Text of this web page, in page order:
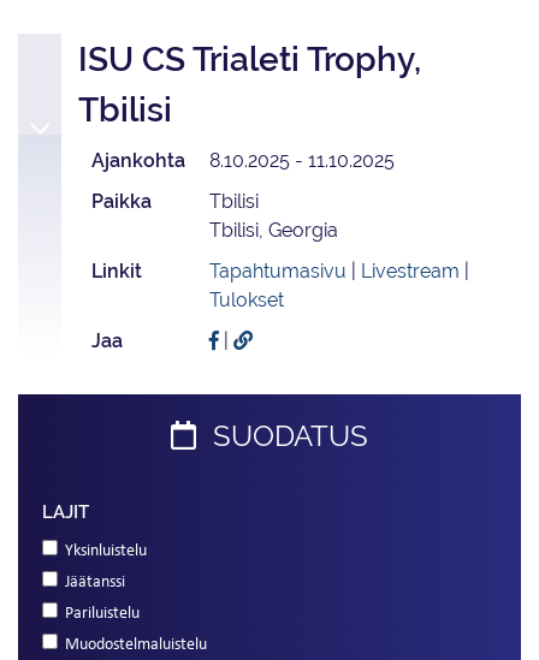
ISU CS Trialeti Trophy,
Tbilisi
Ajankohta
8.10.2025 - 11.10.2025
Paikka
Tbilisi
Tbilisi, Georgia
Linkit
Tapahtumasivu Livestream
Tulokset
Jaa
SUODATUS
LAJIT
Yksinluistelu
Jäätanssi
Pariluistelu
Muodostelmaluistelu